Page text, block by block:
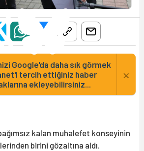
Google'da daha sık görmek
tercih ettiğiniz haber
ekleyebilirsiniz...
×
kalan muhalefet konseyinin
birini gözaltına aldı.